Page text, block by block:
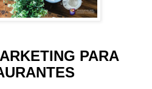
PARA